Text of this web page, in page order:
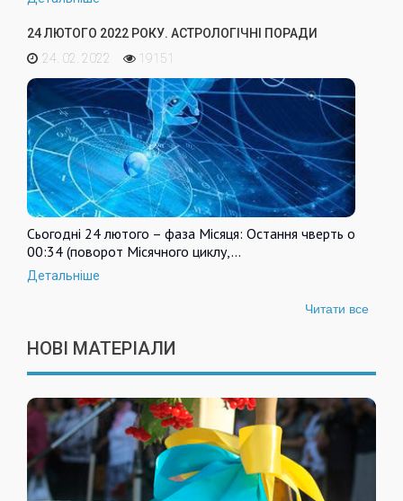
24 ЛЮТОГО 2022 РОКУ. АСТРОЛОГІЧНІ ПОРАДИ
24. 02. 2022
19151
Сьогодні 24 лютого – фаза Місяця: Остання чверть о
00:34 (поворот Місячного циклу,…
Детальніше
Читати все
НОВІ МАТЕРІАЛИ